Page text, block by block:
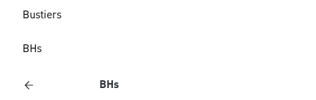
Bustiers
BHs
BHs